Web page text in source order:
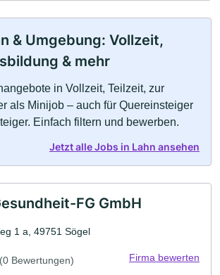
& Umgebung: Vollzeit,
& mehr
in Vollzeit, Teilzeit, zur
als Minijob – auch für Quereinsteiger
Einfach filtern und bewerben.
Jetzt alle Jobs in Lahn ansehen
FG GmbH
1 a, 49751 Sögel
(0 Bewertungen) Firma bewerten